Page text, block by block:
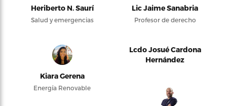
Heriberto N. Saurí
Salud y emergencias
Lic Jaime Sanabria
Profesor de derecho
Kiara Gerena
Energía Renovable
Lcdo Josué Cardona
Hernández